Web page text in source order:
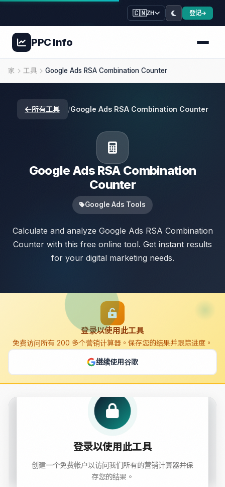
🇨🇳ZH 登记
PPCInfo
家 工具 Google Ads RSA Combination Counter
所有工具 /Google Ads RSA Combination Counter
Google Ads RSA Combination
Counter
Google Ads Tools
Calculate and analyze Google Ads RSA Combination
Counter with this free online tool. Get instant results
for your digital marketing needs.
登录以使用此工具
免费访问所有 200 多个营销计算器。保存您的结果并跟踪进度。
继续使用谷歌
Calculate and analyze Google Ads RSA Combination
Counter with this free online tool. Get instant results for
your digital marketing needs.
登录以使用此工具
创建一个免费帐户以访问我们所有的营销计算器并保
存您的结果。